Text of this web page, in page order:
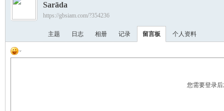
›
Sarāda
https://gbsiam.com/?354236
主题 日志 相册 记录 留言板 个人资料
您需要登录